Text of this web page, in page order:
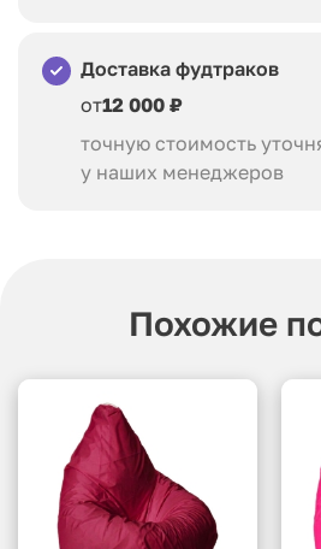
Доставка фудтраков
от12 000 ₽
точную стоимость
у наших менеджеров
Похожие